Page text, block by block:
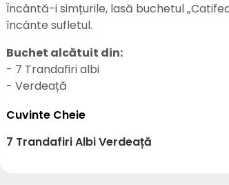
Încântă-i simțurile, lasă buchetul
încânte sufletul.
Buchet alcătuit din:
- 7 Trandafiri albi
- Verdeață
Cuvinte Cheie
7 TrandafiriAlbiVerdeață